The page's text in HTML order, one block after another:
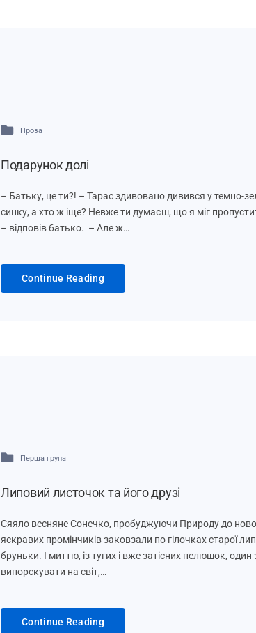
Проза
Подарунок долі
– Батьку, це ти?! – Тарас здивовано дивився у темно-
синку, а хто ж іще? Невже ти думаєш, що я міг
– відповів батько. – Але ж…
Continue Reading
Перша група
Липовий листочок та його друзі
Сяяло весняне Сонечко, пробуджуючи Природу до
яскравих промінчиків заковзали по гілочках старої
бруньки. І миттю, із тугих і вже затісних пелюшок,
випорскувати на світ,…
Continue Reading